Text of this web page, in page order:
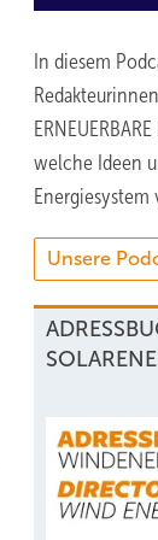
In diesem
welche Ideen
Unsere